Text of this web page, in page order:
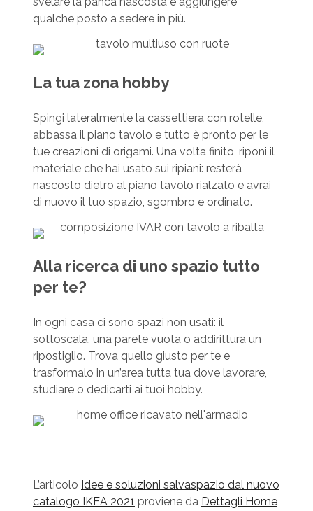
qualche posto a sedere in più.
La tua zona hobby
Spingi lateralmente la cassettiera con rotelle,
abbassa il piano tavolo e tutto è pronto per le
tue creazioni di origami. Una volta finito, riponi il
materiale che hai usato sui ripiani: resterà
nascosto dietro al piano tavolo rialzato e avrai
di nuovo il tuo spazio, sgombro e ordinato.
Alla ricerca di uno spazio tutto
per te?
In ogni casa ci sono spazi non usati: il
sottoscala, una parete vuota o addirittura un
ripostiglio. Trova quello giusto per te e
trasformalo in un’area tutta tua dove lavorare,
studiare o dedicarti ai tuoi hobby.
L’articolo Idee e soluzioni salvaspazio dal nuovo
catalogo IKEA 2021 proviene da Dettagli Home